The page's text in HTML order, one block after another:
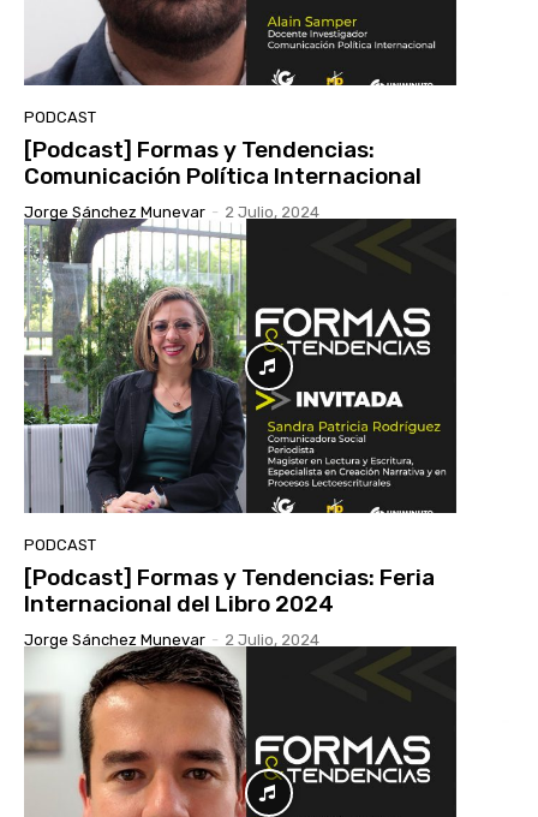
PODCAST
[Podcast] Formas y Tendencias:
Comunicación Política Internacional
Jorge Sánchez Munevar - 2 Julio, 2024
PODCAST
[Podcast] Formas y Tendencias: Feria
Internacional del Libro 2024
Jorge Sánchez Munevar - 2 Julio, 2024